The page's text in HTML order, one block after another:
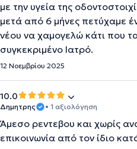
με την υγεία της
μετά από 6 μήνες πετύχαμε
νέου να χαμογελώ κάτι που
συγκεκριμένο Ιατρό.
12 Νοεμβρίου 2025
10.0
Δημητρης • 1 αξιολόγηση
Άμεσο ρεντεβου και χωρίς
επικοινωνία από τον ίδιο